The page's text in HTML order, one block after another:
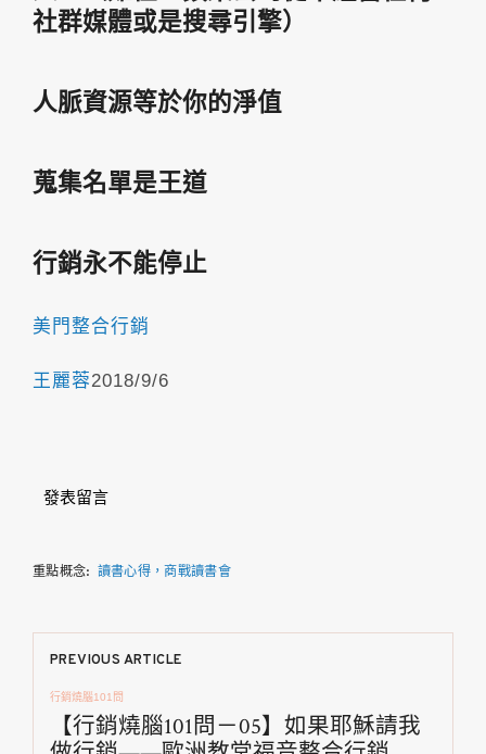
社群媒體或是搜尋引擎）
人脈資源等於你的淨值
蒐集名單是王道
行銷永不能停止
美門整合行銷
王麗蓉2018/9/6
發表留言
重點概念: 讀書心得，商戰讀書會
文
章
PREVIOUS ARTICLE
行銷燒腦101問
【行銷燒腦101問－05】如果耶穌請我